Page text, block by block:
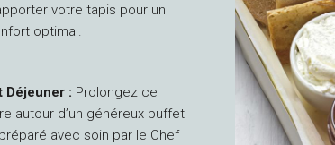
votre tapis pour un
optimal.
Déjeuner : Prolongez ce
autour d’un généreux buffet
avec soin par le Chef